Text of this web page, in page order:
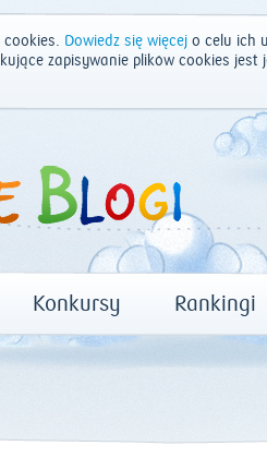
Dowiedz się więcej o celu ich
zapisywanie plików cookies
Konkursy Rankingi